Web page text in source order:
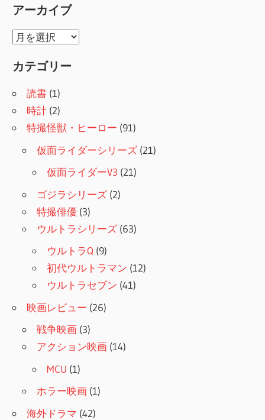
アーカイブ
ア
カ
カテゴリー
読書 (1)
時計 (2)
特撮怪獣・ヒーロー (91)
仮面ライダーシリーズ (21)
仮面ライダーV3 (21)
ゴジラシリーズ (2)
特撮俳優 (3)
ウルトラシリーズ (63)
ウルトラQ (9)
初代ウルトラマン (12)
ウルトラセブン (41)
映画レビュー (26)
戦争映画 (3)
アクション映画 (14)
MCU (1)
ホラー映画 (1)
海外ドラマ (42)